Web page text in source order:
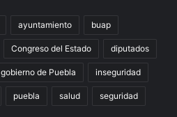
ayuntamiento buap
Congreso del Estado diputados
gobierno de Puebla inseguridad
puebla salud seguridad